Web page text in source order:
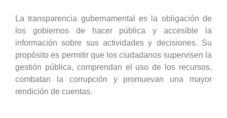
La transparencia gubernamental es la obligación de
los gobiernos de hacer pública y accesible la
información sobre sus actividades y decisiones. Su
propósito es permitir que los ciudadanos supervisen la
gestión pública, comprendan el uso de los recursos,
combatan la corrupción y promuevan una mayor
rendición de cuentas.